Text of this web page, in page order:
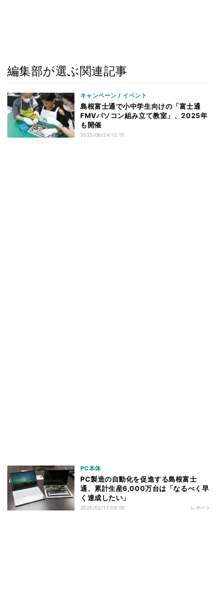
編集部が選ぶ関連記事
キャンペーン / イベント
島根富士通で小中学生向けの「富士通
FMVパソコン組み立て教室」、2025年
も開催
2025/06/24 12:10
PC本体
PC製造の自動化を促進する島根富士
通、累計生産6,000万台は「なるべく早
く達成したい」
2025/02/17 08:00 レポート